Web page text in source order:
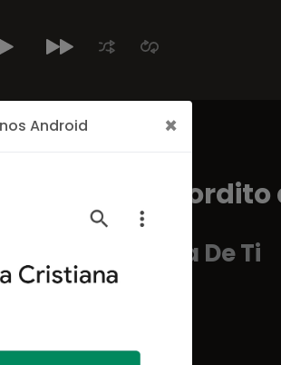
Mi Cerdito
Todo Me Habla De Ti
Por: Godfy/Infantiles
Android ×